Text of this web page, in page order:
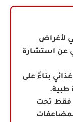
لأغراض
عن استشارة
بناءً على
طبية.
فقط تحت